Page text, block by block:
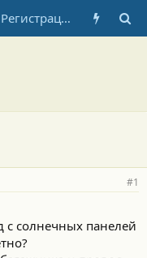
Регистрация
#1
с солнечных панелей